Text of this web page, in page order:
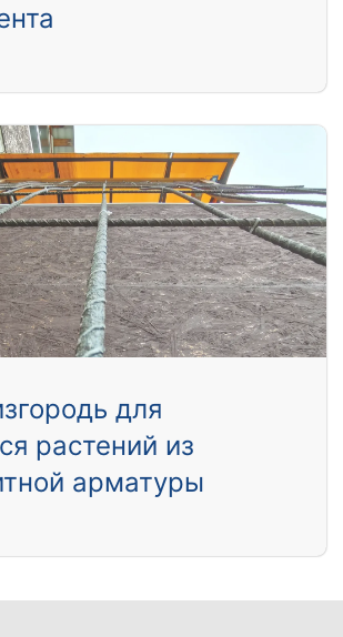
для
растений из
арматуры